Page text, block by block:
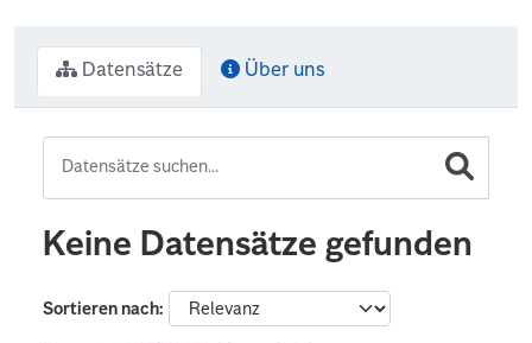
Datensätze Über uns
Keine Datensätze gefunden
Sortieren nach